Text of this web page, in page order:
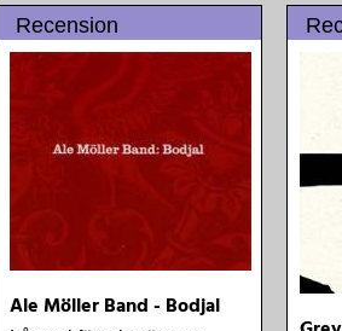
Recension
Ale Möller Band - Bodjal